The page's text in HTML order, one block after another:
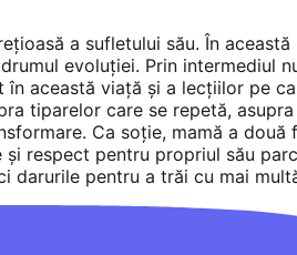
a sufletului său. În
evoluției. Prin intermediul
această viață și a lecțiilor pe
tiparelor care se repetă,
Ca soție, mamă a
respect pentru propriul său
pentru a trăi cu mai